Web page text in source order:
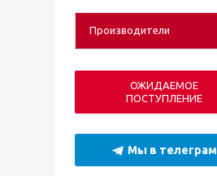
Производители
ОЖИДАЕМОЕ
ПОСТУПЛЕНИЕ
Мы в телеграм